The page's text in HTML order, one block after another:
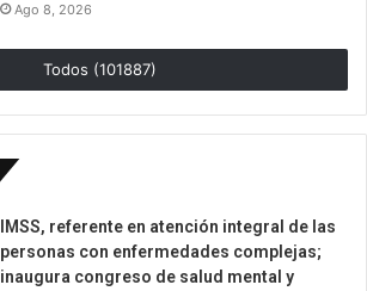
Ago 8, 2026
Todos (101887)
IMSS, referente en atención integral de las
personas con enfermedades complejas;
inaugura congreso de salud mental y